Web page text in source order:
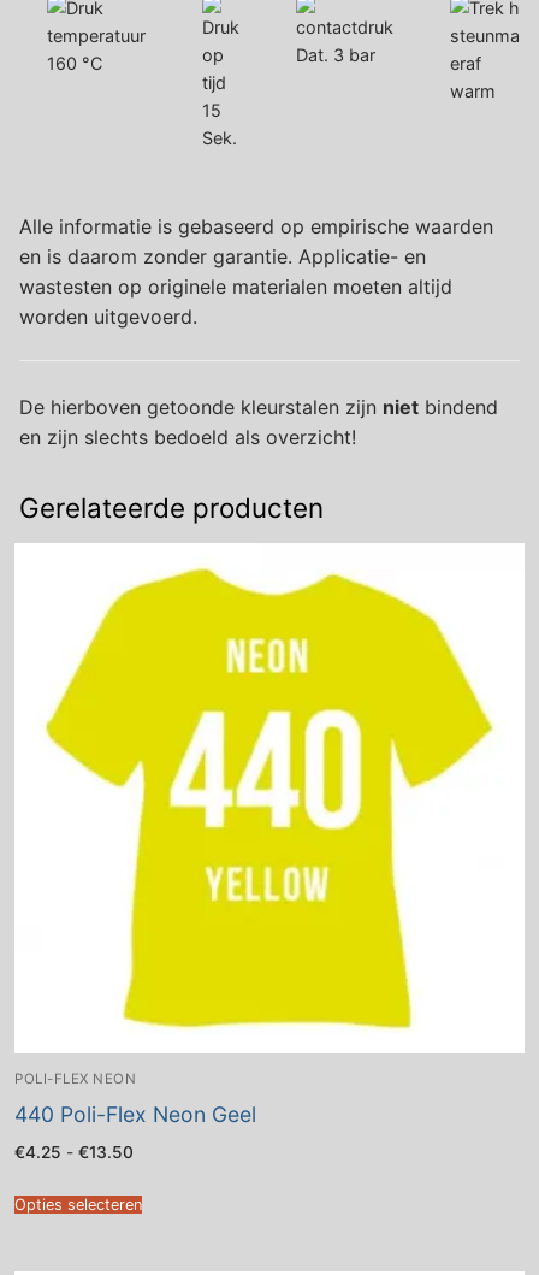
160 °C
15
Sek.
Dat. 3 bar
warm
Alle informatie is gebaseerd op empirische waarden
en is daarom zonder garantie. Applicatie- en
wastesten op originele materialen moeten altijd
worden uitgevoerd.
De hierboven getoonde kleurstalen zijn niet bindend
en zijn slechts bedoeld als overzicht!
Gerelateerde producten
POLI-FLEX NEON
440 Poli-Flex Neon Geel
€4.25 - €13.50
€13.50
Opties selecteren